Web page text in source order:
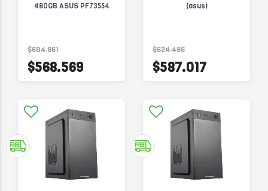
480GB ASUS PF73554
$604.861
$568.569
(asus)
$624.486
$587.017